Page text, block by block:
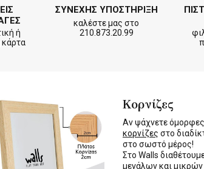
ή
ΣΥΝΕΧΗΣ ΥΠΟΣΤΗΡΙΞΗ
καλέστε μας στο
210.873.20.99
Κορνίζες
Αν ψάχνετε όμορφες
κορνίζες στο
στο σωστό μέρος!
Στο Walls
μεγάλων και μικρών